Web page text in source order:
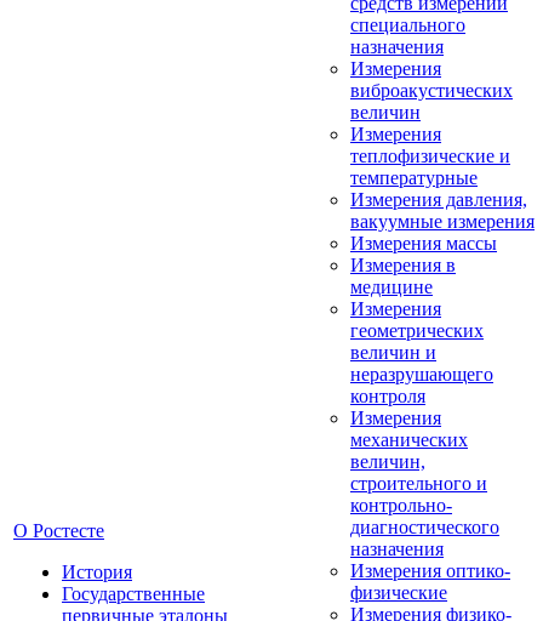
О Ростесте
История
Государственные
первичные эталоны
специального
назначения
Измерения
виброакустических
величин
Измерения
теплофизические и
температурные
Измерения давления,
вакуумные измерения
Измерения массы
Измерения в
медицине
Измерения
геометрических
величин и
неразрушающего
контроля
Измерения
механических
величин,
строительного и
контрольно-
диагностического
назначения
Измерения оптико-
физические
Измерения физико-